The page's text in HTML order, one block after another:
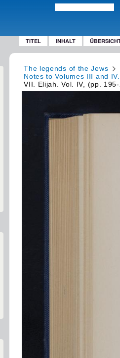
TITEL INHALT
The legends of the Jews
Notes to Volumes III and
VII. Elijah. Vol. IV, (pp.